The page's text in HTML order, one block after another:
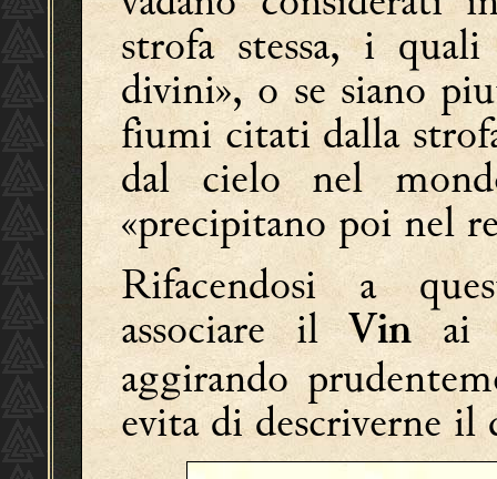
strofa stessa, i
divini», o se siano
fiumi citati dalla
dal cielo nel
«precipitano poi nel
Rifacendosi a
associare ilVinai
aggirando
evita di descriverne il